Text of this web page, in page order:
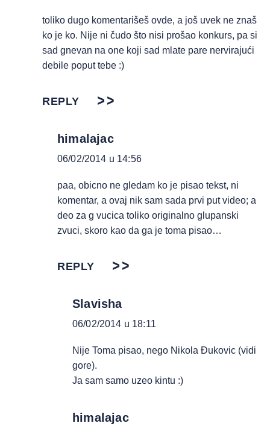
toliko dugo komentarišeš ovde, a još uvek ne znaš
ko je ko. Nije ni čudo što nisi prošao konkurs, pa si
sad gnevan na one koji sad mlate pare nervirajući
debile poput tebe :)
REPLY
himalajac
06/02/2014 u 14:56
paa, obicno ne gledam ko je pisao tekst, ni
komentar, a ovaj nik sam sada prvi put video; a
deo za g vucica toliko originalno glupanski
zvuci, skoro kao da ga je toma pisao…
REPLY
Slavisha
06/02/2014 u 18:11
Nije Toma pisao, nego Nikola Đukovic (vidi
gore).
Ja sam samo uzeo kintu :)
himalajac